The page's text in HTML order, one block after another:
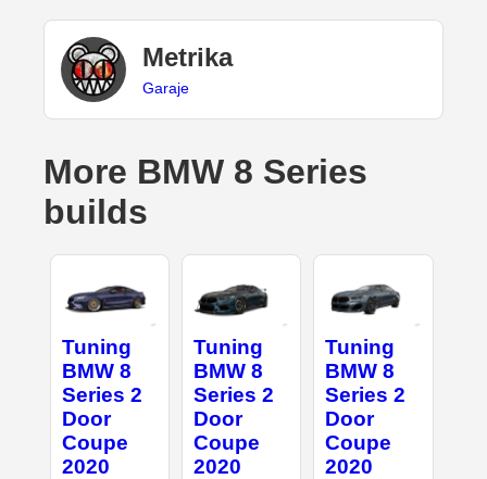
Metrika
Garaje
More BMW 8 Series
builds
Tuning
BMW 8
Series 2
Door
Coupe
2020
Tuning
BMW 8
Series 2
Door
Coupe
2020
Tuning
BMW 8
Series 2
Door
Coupe
2020